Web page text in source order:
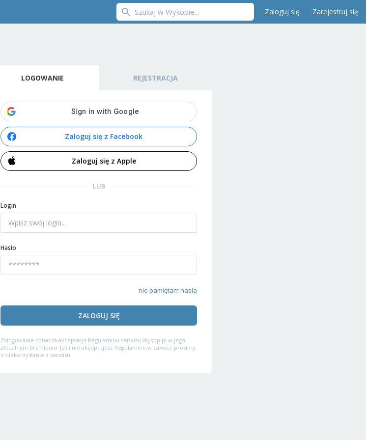
Zaloguj się Zarejestruj się
LOGOWANIE REJESTRACJA
Zaloguj się z Facebook
Zaloguj się z Apple
LUB
Login
Hasło
nie pamiętam hasła
ZALOGUJ SIĘ
Zalogowanie oznacza akceptację Regulaminu serwisu Wykop.pl w jego
aktualnym brzmieniu. Jeśli nie akceptujesz Regulaminu w całości, prosimy
o niekorzystanie z serwisu.